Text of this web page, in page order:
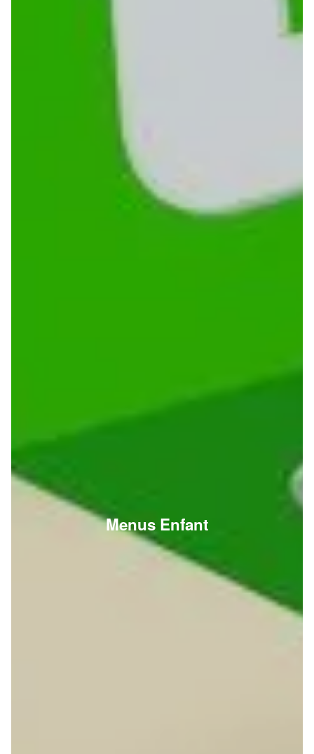
Menus Enfant